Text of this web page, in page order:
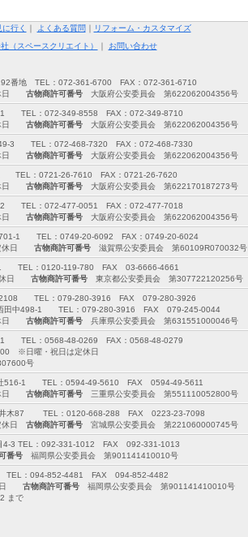
行く ｜ よくある質問 ｜
リフォーム・カスタマイズ
（スペースクリエイト） ｜ お問い合わせ
番地 TEL：072-361-6700 FAX：072-361-6710
休日 古物商許可番号 大阪府公安委員会 第622062004356号
1 TEL：072-349-8558 FAX：072-349-8710
休日 古物商許可番号 大阪府公安委員会 第622062004356号
3 TEL：072-468-7320 FAX：072-468-7330
休日 古物商許可番号 大阪府公安委員会 第622062004356号
TEL：0721-26-7610 FAX：0721-26-7620
休日 古物商許可番号 大阪府公安委員会 第622170187273号
2 TEL：072-477-0051 FAX：072-477-7018
休日 古物商許可番号 大阪府公安委員会 第622062004356号
701-1 TEL：0749-20-6092 FAX：0749-20-6024
休日 古物商許可番号 滋賀県公安委員会 第60109R070032号
TEL：0120-119-780 FAX 03-6666-4661
休日 古物商許可番号 東京都公安委員会 第307722120256号
2108 TEL：079-280-3916 FAX 079-280-3926
田中498-1 TEL：079-280-3916 FAX 079-245-0044
休日 古物商許可番号 兵庫県公安委員会 第631551000046号
TEL：0568-48-0269 FAX：0568-48-0279
※日曜・祝日は定休日
号
516-1 TEL：0594-49-5610 FAX 0594-49-5611
休日 古物商許可番号 三重県公安委員会 第551110052800号
井木87 TEL：0120-668-288 FAX 0223-23-7098
休日 古物商許可番号 宮城県公安委員会 第221060000745号
3 TEL：092-331-1012 FAX 092-331-1013
番号 福岡県公安委員会 第901141410010号
：094-852-4481 FAX 094-852-4482
日 古物商許可番号 福岡県公安委員会 第901141410010号
まで